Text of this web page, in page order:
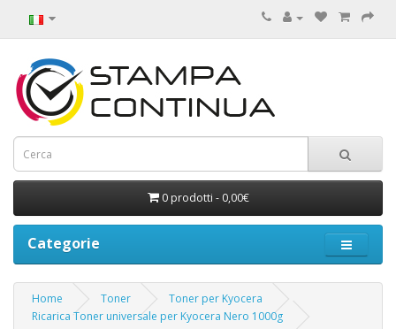
0 prodotti - 0,00€
Categorie
Home Toner
Toner per Kyocera
Ricarica Toner universale per Kyocera Nero 1000g